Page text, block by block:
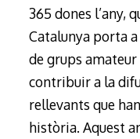
365 dones l’any,
Catalunya porta
de grups
contribuir a la
rellevants que
història. Aquest